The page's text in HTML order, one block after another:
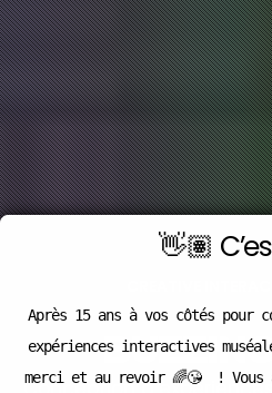
👋🏽
Après 15 ans à vos côtés pour
expériences interactives
merci et au revoir 🌈😘 ! Vous